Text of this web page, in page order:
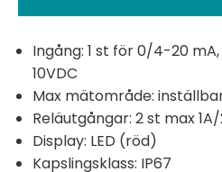
Ingång: 1 st för 0/4-20
10VDC
Max mätområde:
Reläutgångar: 2 st max
Display: LED (röd)
Kapslingsklass: IP67